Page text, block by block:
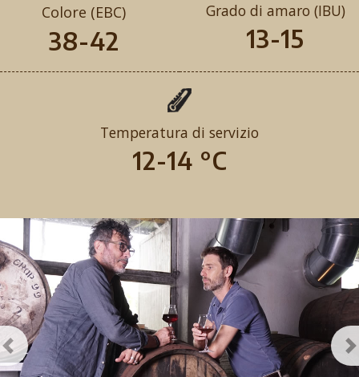
Colore (EBC)
38-42
Grado di amaro (IBU)
13-15
Temperatura di servizio
12-14 °C
Previous